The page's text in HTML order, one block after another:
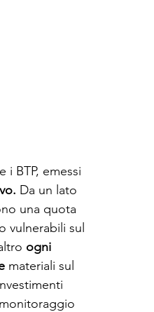
BTP, emessi
Da un lato
una quota
vulnerabili sul
ogni
materiali sul